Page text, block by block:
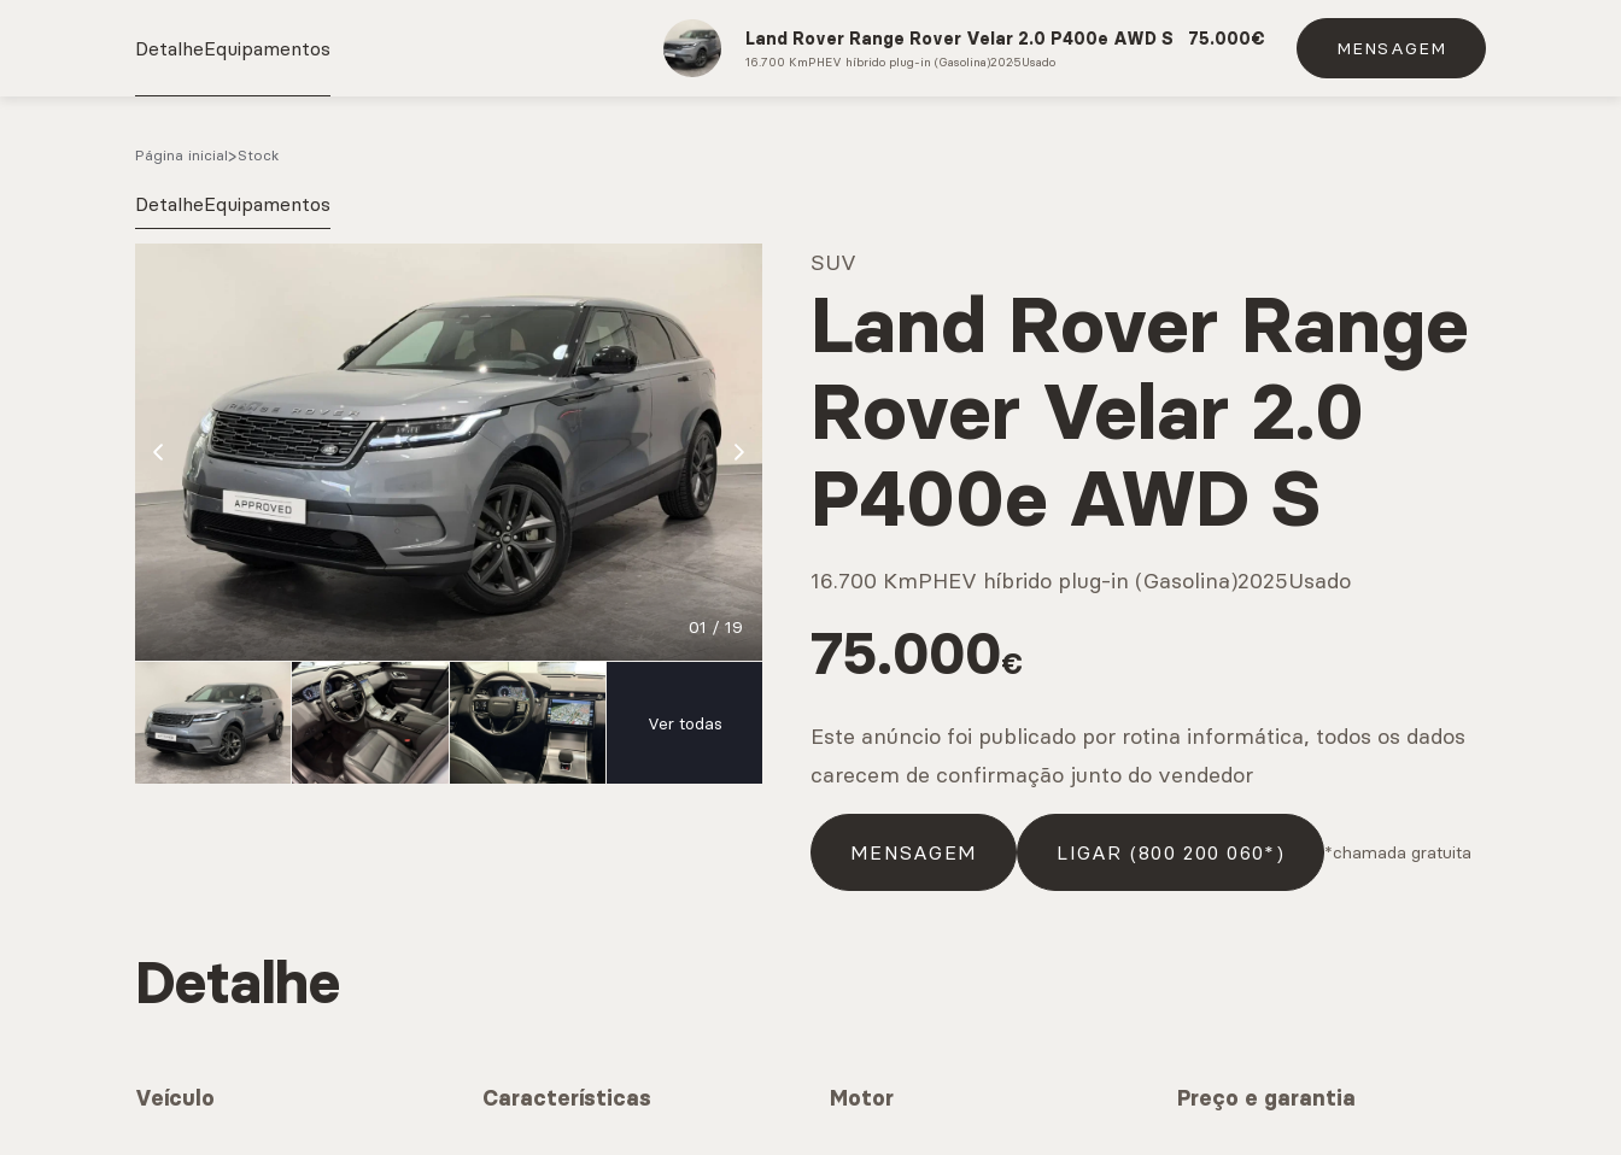
CONTACTOS MARCAÇÃO DE SERVIÇO VIATURAS USADAS
DetalheEquipamentos Land Rover Range Rover Velar 2.0 P400e AWD S 75.000€
16.700 KmPHEV híbrido plug-in (Gasolina)2025Usado
MENSAGEM
Página inicial Stock
DetalheEquipamentos
01 / 19
Ver todas
SUV
Land Rover Range
Rover Velar 2.0
P400e AWD S
16.700 KmPHEV híbrido plug-in (Gasolina)2025Usado
75.000€
MENSAGEM LIGAR (800 200 060*) *chamada gratuita
Este anúncio foi publicado por rotina informática, todos os dados
carecem de confirmação junto do vendedor
Detalhe
Veículo Características Motor Preço e garantia
e.g. Mercedes-Benz; BMW; Ford
Stock
CARREGAR MAIS
Marcas